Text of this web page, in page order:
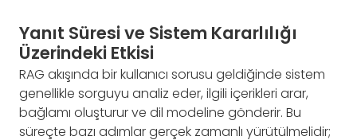
Yanıt Süresi ve Sistem Kararlılığı
Üzerindeki Etkisi
RAG akışında bir kullanıcı sorusu geldiğinde sistem
genellikle sorguyu analiz eder, ilgili içerikleri arar,
bağlamı oluşturur ve dil modeline gönderir. Bu
süreçte bazı adımlar gerçek zamanlı yürütülmelidir;